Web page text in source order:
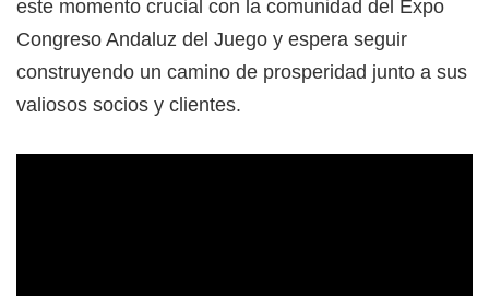
este momento crucial con la comunidad del Expo
Congreso Andaluz del Juego y espera seguir
construyendo un camino de prosperidad junto a sus
valiosos socios y clientes.